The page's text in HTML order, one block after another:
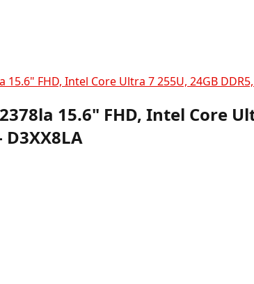
15.6" FHD, Intel Core Ultra 7 255U, 24GB
15.6" FHD, Intel Core
D3XX8LA